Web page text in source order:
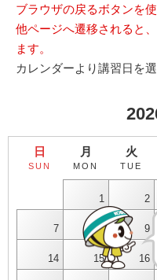
ブラウザの戻るボタンを
他ページへ遷移されると
ます。
カレンダーより講習日を
日
SUN
月
MON
火
TUE
1 2
7 8 9
14 15 16